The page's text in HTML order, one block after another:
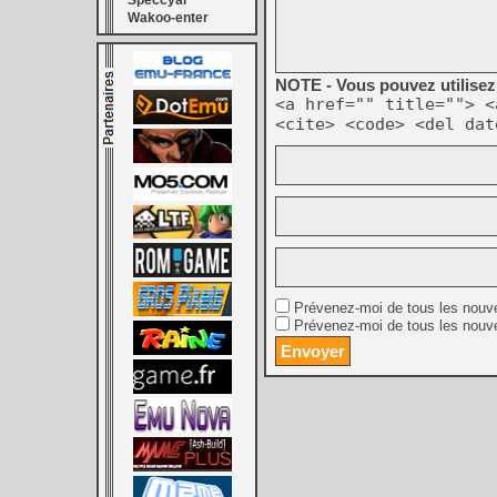
Wakoo-enter
NOTE - Vous pouvez
<a href="" title="">
<cite> <code> <del
Prévenez-moi de tous les
Prévenez-moi de tous les